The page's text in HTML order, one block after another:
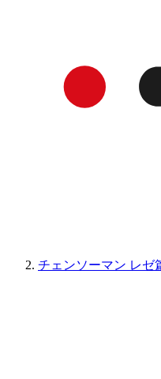
チェンソーマン レゼ